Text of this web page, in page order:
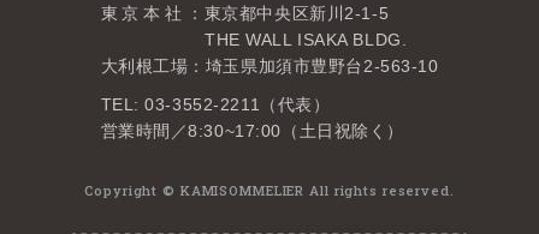
東京本社
：東京都中央区新川2-1-5
THE WALL ISAKA BLDG.
大利根工場：埼玉県加須市豊野台2-563-10
TEL: 03-3552-2211（代表）
営業時間／8:30~17:00（土日祝除く）
Copyright © KAMISOMMELIER All rights reserved.